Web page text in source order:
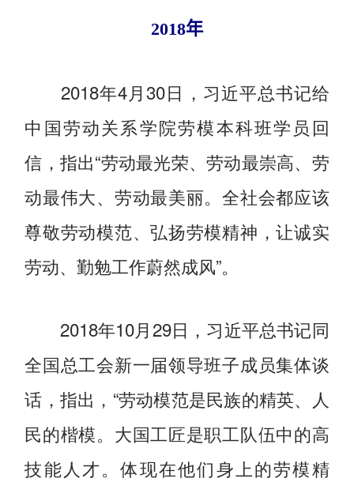
2018年
2018年4月30日，习近平总书记给
中国劳动关系学院劳模本科班学员回
信，指出“劳动最光荣、劳动最崇高、劳
动最伟大、劳动最美丽。全社会都应该
尊敬劳动模范、弘扬劳模精神，让诚实
劳动、勤勉工作蔚然成风”。
2018年10月29日，习近平总书记同
全国总工会新一届领导班子成员集体谈
话，指出，“劳动模范是民族的精英、人
民的楷模。大国工匠是职工队伍中的高
技能人才。体现在他们身上的劳模精